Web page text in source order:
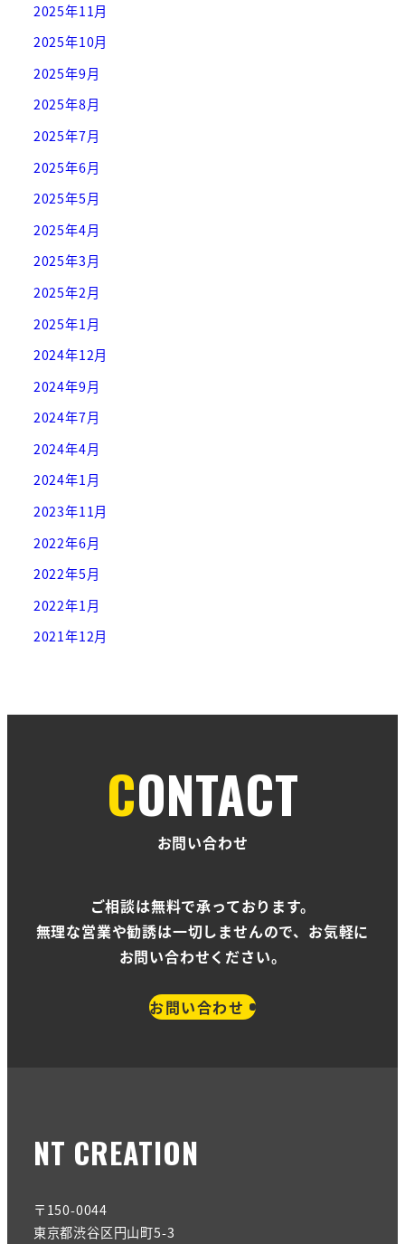
2025年11月
2025年10月
2025年9月
2025年8月
2025年7月
2025年6月
2025年5月
2025年4月
2025年3月
2025年2月
2025年1月
2024年12月
2024年9月
2024年7月
2024年4月
2024年1月
2023年11月
2022年6月
2022年5月
2022年1月
2021年12月
CONTACT
お問い合わせ
ご相談は無料で承っております。
無理な営業や勧誘は一切しませんので、お気軽に
お問い合わせください。
お問い合わせ
NT CREATION
〒150-0044
東京都渋谷区円山町5-3